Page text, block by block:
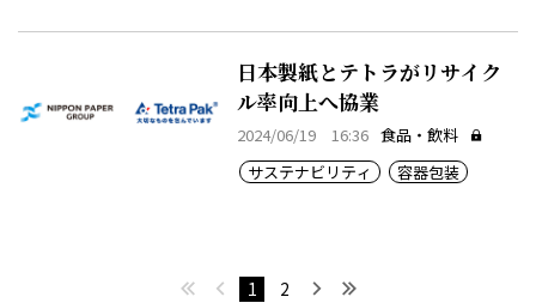
日本製紙とテトラがリサイク
ル率向上へ協業
2024/06/19 16:36 食品・飲料
サステナビリティ
容器包装
最初へ 前へ
1 2 次へ最後へ